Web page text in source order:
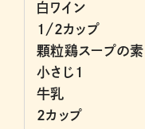
白ワイン
1/2カップ
顆粒鶏スープの素
小さじ1
牛乳
2カップ